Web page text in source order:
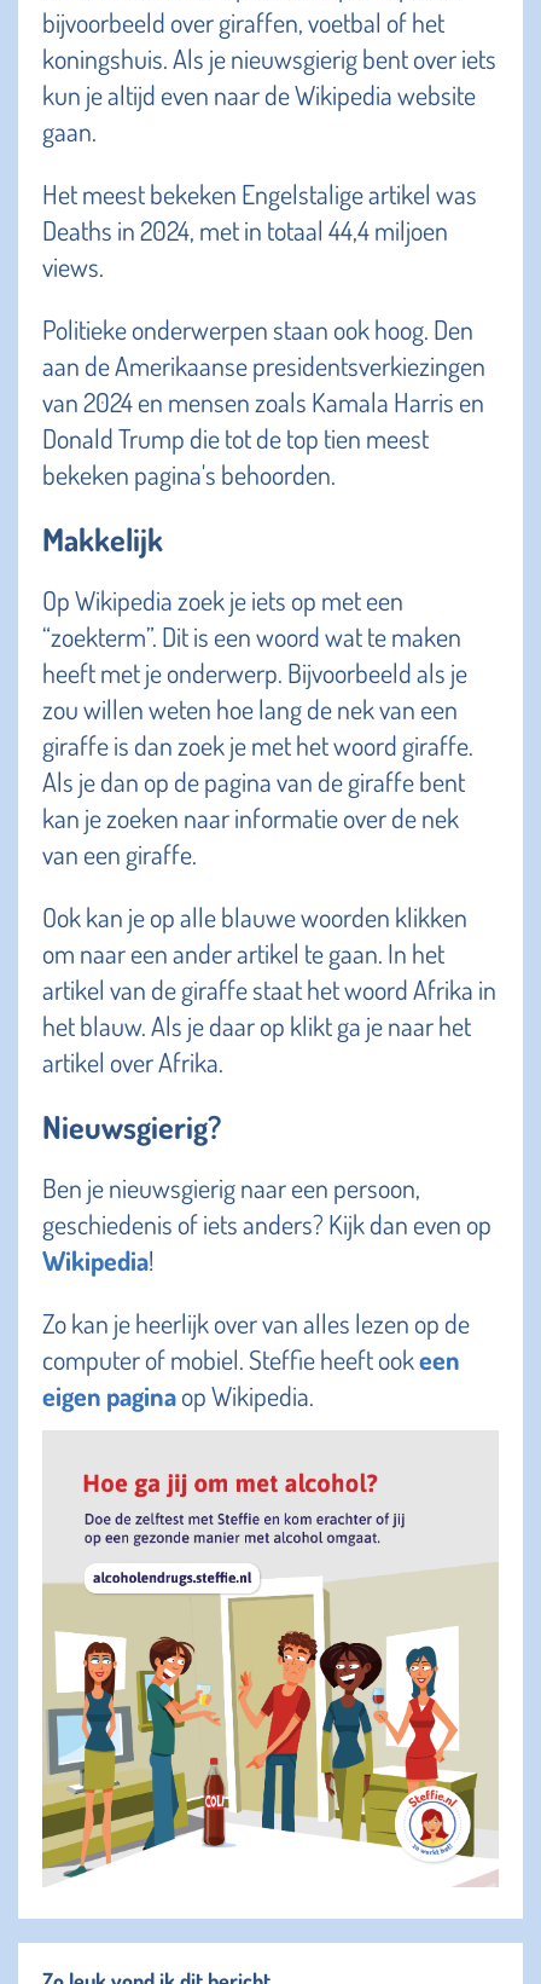
bijvoorbeeld over giraffen, voetbal of het
koningshuis. Als je nieuwsgierig bent over iets
kun je altijd even naar de Wikipedia website
gaan.
Het meest bekeken Engelstalige artikel was
Deaths in 2024, met in totaal 44,4 miljoen
views.
Politieke onderwerpen staan ook hoog. Den
aan de Amerikaanse presidentsverkiezingen
van 2024 en mensen zoals Kamala Harris en
Donald Trump die tot de top tien meest
bekeken pagina's behoorden.
Makkelijk
Op Wikipedia zoek je iets op met een
“zoekterm”. Dit is een woord wat te maken
heeft met je onderwerp. Bijvoorbeeld als je
zou willen weten hoe lang de nek van een
giraffe is dan zoek je met het woord giraffe.
Als je dan op de pagina van de giraffe bent
kan je zoeken naar informatie over de nek
van een giraffe.
Ook kan je op alle blauwe woorden klikken
om naar een ander artikel te gaan. In het
artikel van de giraffe staat het woord Afrika in
het blauw. Als je daar op klikt ga je naar het
artikel over Afrika.
Nieuwsgierig?
Ben je nieuwsgierig naar een persoon,
geschiedenis of iets anders? Kijk dan even op
Wikipedia!
Zo kan je heerlijk over van alles lezen op de
computer of mobiel. Steffie heeft ookeen
eigen paginaop Wikipedia.